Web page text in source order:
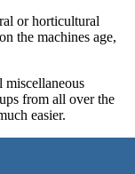
or horticultural
the machines age,
from all over the
easier.